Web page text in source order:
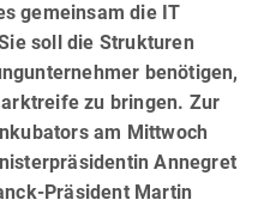
gemeinsam die IT
soll die Strukturen
benötigen,
zu bringen. Zur
am Mittwoch
Annegret
Präsident Martin